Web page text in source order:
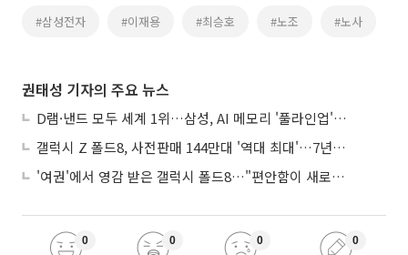
#삼성전자 #이재용 #최승호 #노조 #노사
권태성 기자의 주요 뉴스
D램·낸드 모두 세계 1위…삼성, AI 메모리 '풀라인업'으로 승부
갤럭시 Z 폴드8, 사전판매 144만대 '역대 최대'…7년만에 갤노트10 기록 넘어
'여권'에서 영감 받은 갤럭시 폴드8…"편안함이 새로운 디자인 경쟁력"
0 0 0 0